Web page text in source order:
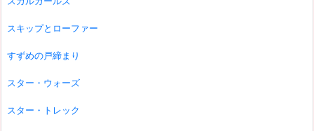
スキップとローファー
すずめの戸締まり
スター・ウォーズ
スター・トレック